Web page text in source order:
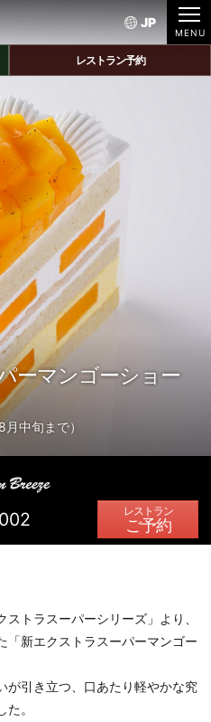
JP
レストラン予約
ーマンゴーショー
中旬まで）
ご予約
トラスーパーシリーズ」より、
「新エクストラスーパーマンゴー
が引き立つ、口あたり軽やかな究
。